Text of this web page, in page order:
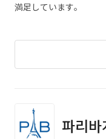
満足しています。
파리바